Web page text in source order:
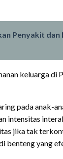
Penyakit dan
keluarga di
pada anak-
intensitas
jika tak
benteng yang